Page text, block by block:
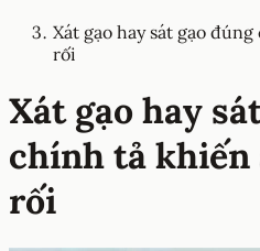
Xát gạo hay sát gạo
rối
Xát gạo hay
chính tả khiến
rối